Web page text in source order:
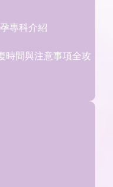
專科介紹
時間與注意事項全攻